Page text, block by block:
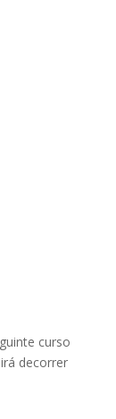
curso
decorrer